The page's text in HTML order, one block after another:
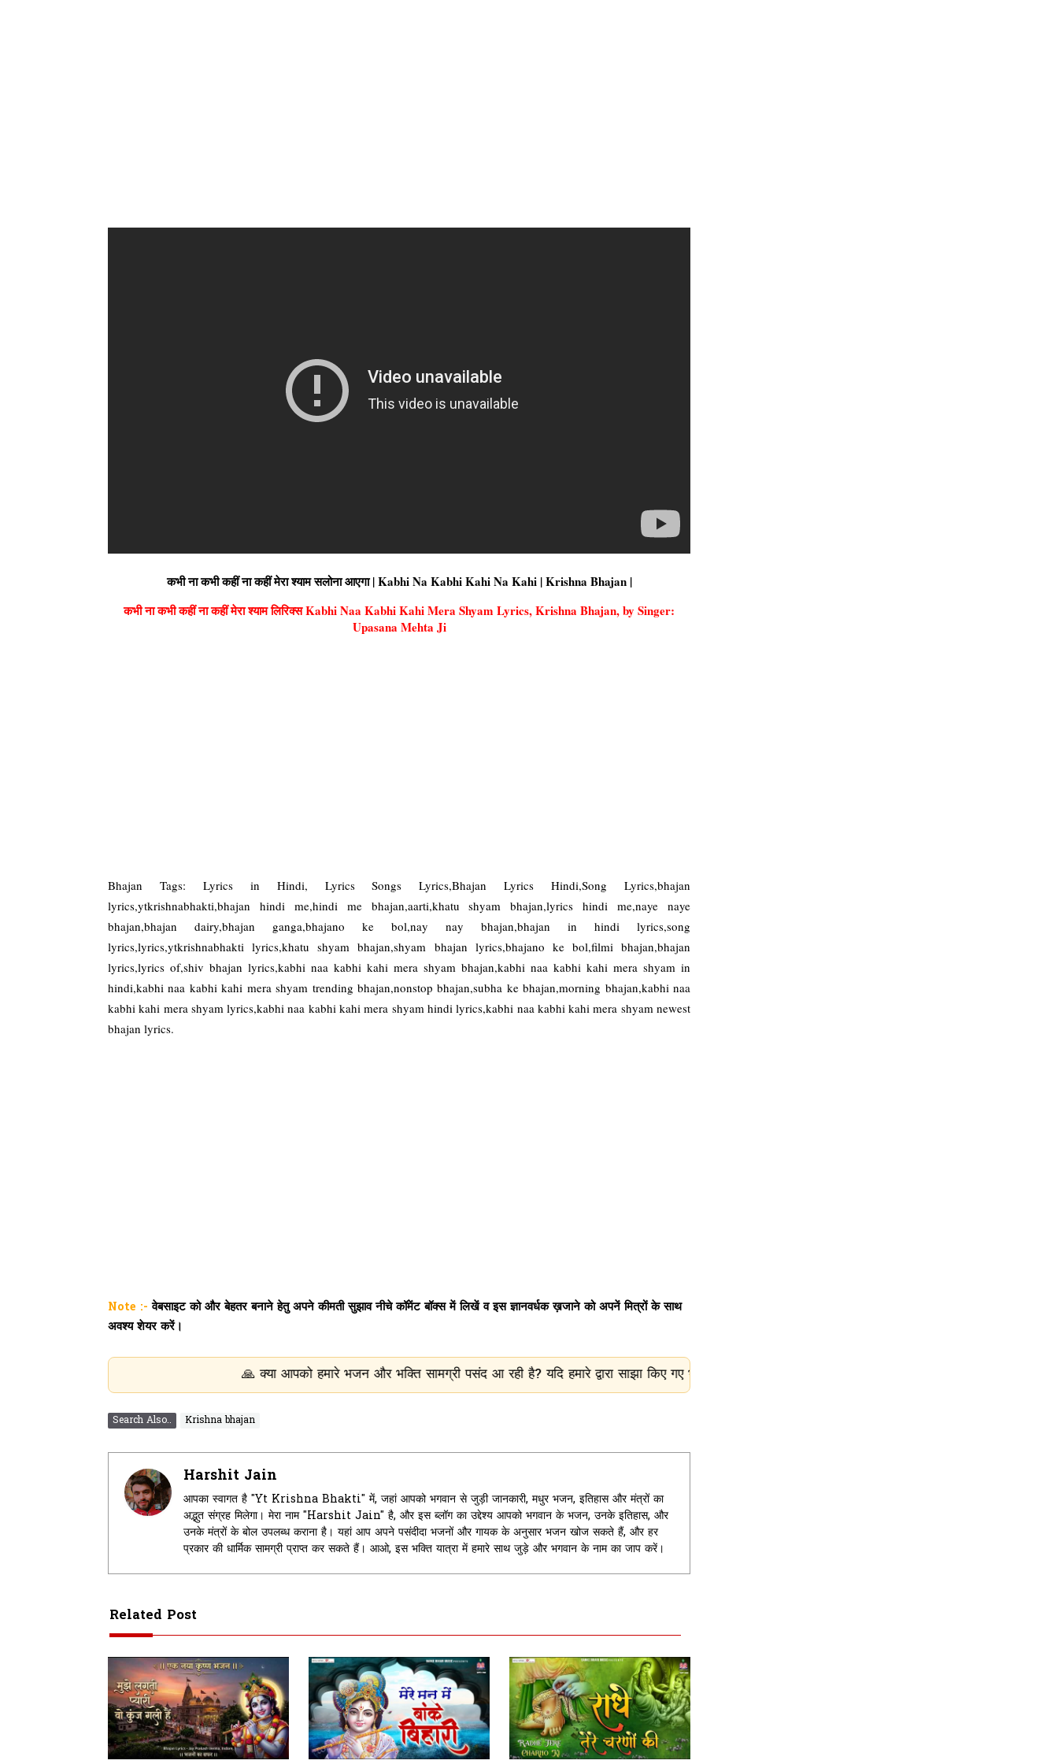
कभी ना कभी कहीं ना कहीं मेरा श्याम सलोना आएगा | Kabhi Na Kabhi Kahi Na Kahi | Krishna Bhajan |
कभी ना कभी कहीं ना कहीं मेरा श्याम लिरिक्स Kabhi Naa Kabhi Kahi Mera Shyam Lyrics, Krishna Bhajan, by Singer:
Upasana Mehta Ji
Bhajan Tags: Lyrics in Hindi, Lyrics Songs Lyrics,Bhajan Lyrics Hindi,Song Lyrics,bhajan
lyrics,ytkrishnabhakti,bhajan hindi me,hindi me bhajan,aarti,khatu shyam bhajan,lyrics hindi me,naye naye
bhajan,bhajan dairy,bhajan ganga,bhajano ke bol,nay nay bhajan,bhajan in hindi lyrics,song
lyrics,lyrics,ytkrishnabhakti lyrics,khatu shyam bhajan,shyam bhajan lyrics,bhajano ke bol,filmi bhajan,bhajan
lyrics,lyrics of,shiv bhajan lyrics,kabhi naa kabhi kahi mera shyam bhajan,kabhi naa kabhi kahi mera shyam in
hindi,kabhi naa kabhi kahi mera shyam trending bhajan,nonstop bhajan,subha ke bhajan,morning bhajan,kabhi naa
kabhi kahi mera shyam lyrics,kabhi naa kabhi kahi mera shyam hindi lyrics,kabhi naa kabhi kahi mera shyam newest
bhajan lyrics.
Note :- वेबसाइट को और बेहतर बनाने हेतु अपने कीमती सुझाव नीचे कॉमेंट बॉक्स में लिखें व इस ज्ञानवर्धक ख़जाने को अपनें मित्रों के साथ
अवश्य शेयर करें।
🙏 क्या आपको हमारे भजन और भक्ति सामग्री पसंद आ रही है? यदि हमारे द्वारा साझा किए गए भजन, आरती, चालीसा और धार्मिक जानकारी आपके लिए उपयोगी है, तो कृपया हमें
Search Also.. Krishna bhajan
Harshit Jain
आपका स्वागत है "Yt Krishna Bhakti" में, जहां आपको भगवान से जुड़ी जानकारी, मधुर भजन, इतिहास और मंत्रों का
अद्भुत संग्रह मिलेगा। मेरा नाम "Harshit Jain" है, और इस ब्लॉग का उद्देश्य आपको भगवान के भजन, उनके इतिहास, और
उनके मंत्रों के बोल उपलब्ध कराना है। यहां आप अपने पसंदीदा भजनों और गायक के अनुसार भजन खोज सकते हैं, और हर
प्रकार की धार्मिक सामग्री प्राप्त कर सकते हैं। आओ, इस भक्ति यात्रा में हमारे साथ जुड़े और भगवान के नाम का जाप करें।
Related Post